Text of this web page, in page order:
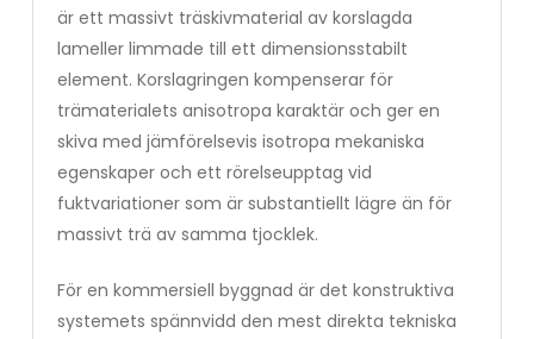
är ett massivt träskivmaterial av korslagda
lameller limmade till ett dimensionsstabilt
element. Korslagringen kompenserar för
trämaterialets anisotropa karaktär och ger en
skiva med jämförelsevis isotropa mekaniska
egenskaper och ett rörelseupptag vid
fuktvariationer som är substantiellt lägre än för
massivt trä av samma tjocklek.
För en kommersiell byggnad är det konstruktiva
systemets spännvidd den mest direkta tekniska